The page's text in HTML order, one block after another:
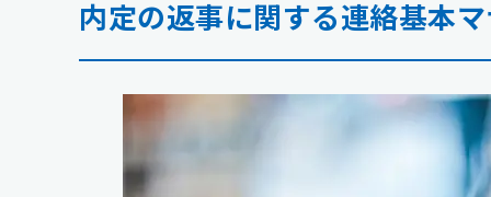
内定の返事に関する連絡基本